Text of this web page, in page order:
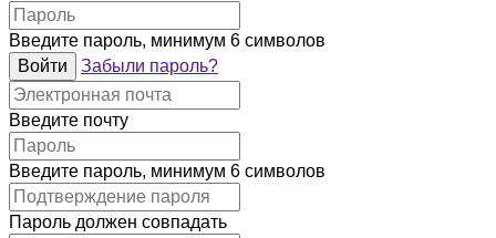
Введите пароль, минимум 6 символов
Войти
Забыли пароль?
Введите почту
Введите пароль, минимум 6 символов
Пароль должен совпадать